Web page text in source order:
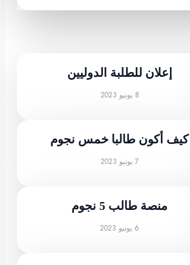
إعلان للطلبة الدوليين
8 يونيو 2023
كيف أكون طالبا خمس نجوم
7 يونيو 2023
منصة طالب 5 نجوم
6 يونيو 2023